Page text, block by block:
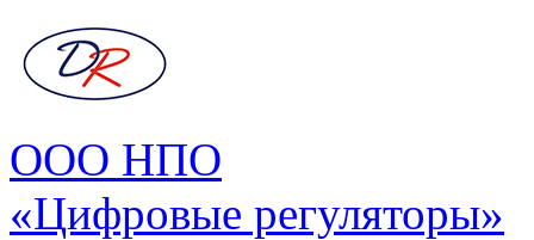
ООО НПО
«Цифровые регуляторы»